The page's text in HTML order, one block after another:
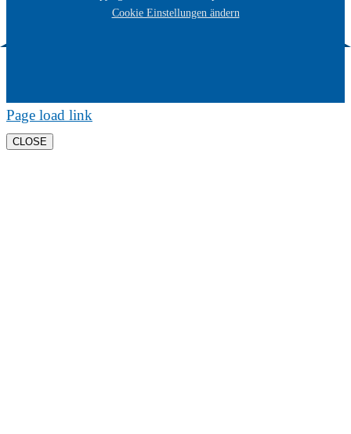
Cookie Einstellungen ändern
Page load link
CLOSE